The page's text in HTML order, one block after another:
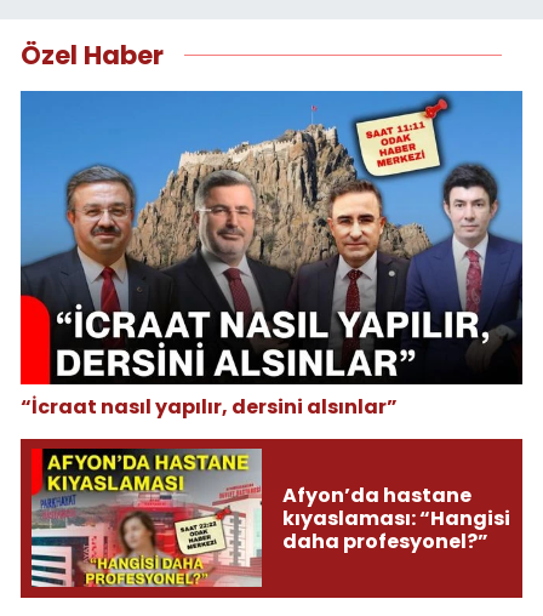
Özel Haber
“İcraat nasıl yapılır, dersini alsınlar”
Afyon’da hastane
kıyaslaması: “Hangisi
daha profesyonel?”